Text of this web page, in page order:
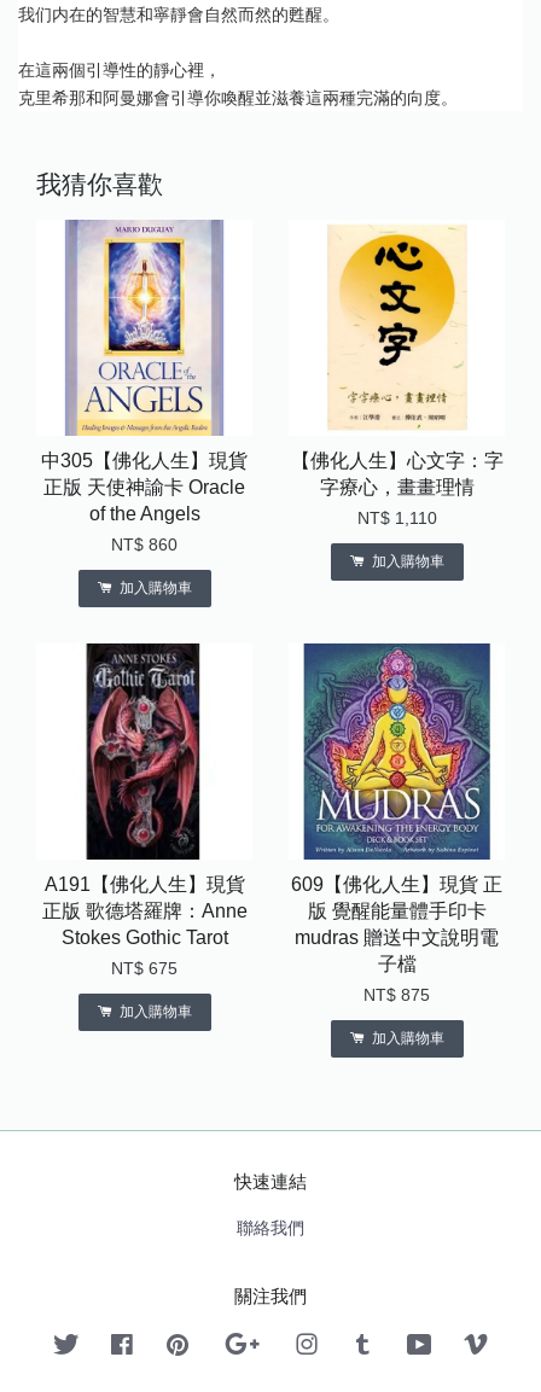
我们内在的智慧和寧靜會自然而然的甦醒。
在這兩個引導性的靜心裡，
克里希那和阿曼娜會引導你喚醒並滋養這兩種完滿的向度。
我猜你喜歡
中305【佛化人生】現貨
正版 天使神諭卡 Oracle
of the Angels
NT$ 860
加入購物車
【佛化人生】心文字：字
字療心，畫畫理情
NT$ 1,110
加入購物車
A191【佛化人生】現貨
正版 歌德塔羅牌：Anne
Stokes Gothic Tarot
NT$ 675
加入購物車
609【佛化人生】現貨 正
版 覺醒能量體手印卡
mudras 贈送中文說明電
子檔
NT$ 875
加入購物車
快速連結
聯絡我們
關注我們
Twitter FacebookPinterest Google InstagramTumblr YouTube